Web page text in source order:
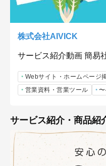
株式会社AIVICK
サービス紹介動画 簡易
Webサイト・ホームページ
営業資料・営業ツール
サービス紹介・商品紹